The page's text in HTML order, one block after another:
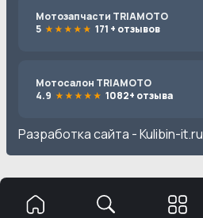
Мотозапчасти TRIAMOTO
5
171 + отзывов
Мотосалон TRIAMOTO
4.9
1082+ отзыва
Разработка сайта -Kulibin-it.ru